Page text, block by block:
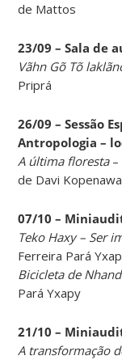
de Mattos
23/09 – Sala de
Vãhn Gõ Tõ
Priprá
26/09 – Sessão
Antropologia –
A última floresta–
de Davi
07/10 –
Teko Haxy – Ser
Ferreira Pará
Bicicleta de
Pará Yxapy
21/10 –
A transformação